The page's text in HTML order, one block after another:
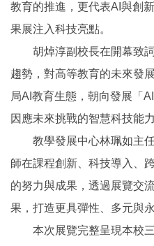
教育的推進，更代表AI與創
果展注入科技亮點。
胡焯淳副校長在開幕致詞
趨勢，對高等教育的未來發
局AI教育生態，朝向發展「
因應未來挑戰的智慧科技能力
教學發展中心林珮如主任
師在課程創新、科技導入、
的努力與成果，透過展覽交
果，打造更具彈性、多元與
本次展覽完整呈現本校三